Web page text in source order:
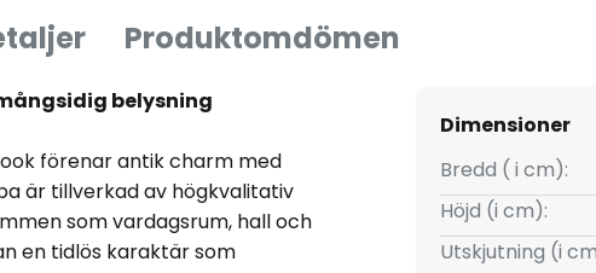
Produktomdömen
belysning
förenar antik charm med
är tillverkad av högkvalitativ
som vardagsrum, hall och
en tidlös karaktär som
Dimensioner
Bredd ( i cm):
Höjd (i cm):
Utskjutning (i